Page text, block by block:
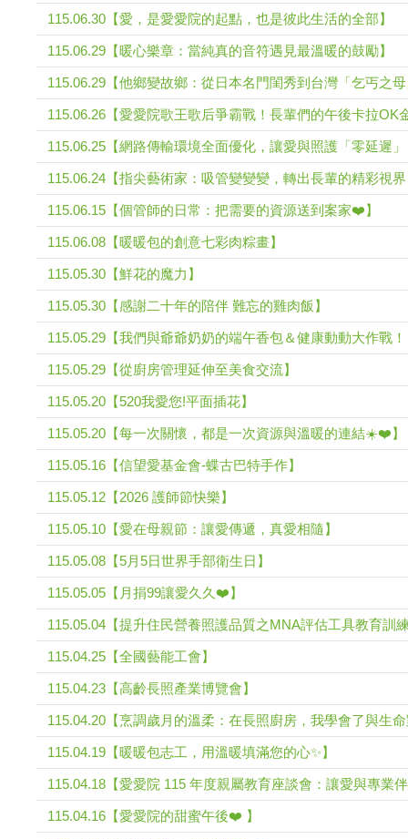
115.06.30【愛，是愛愛院的起點，也是彼此生活的全部】
115.06.29【暖心樂章：當純真的音符遇見最溫暖的鼓勵】
115.06.29【他鄉變故鄉：從日本名門閨秀到台灣「乞丐之
115.06.26【愛愛院歌王歌后爭霸戰！長輩們的午後卡拉OK
115.06.25【網路傳輸環境全面優化，讓愛與照護「零延遲
115.06.24【指尖藝術家：吸管變變變，轉出長輩的精彩視
115.06.15【個管師的日常：把需要的資源送到案家❤️】
115.06.08【暖暖包的創意七彩肉粽畫】
115.05.30【鮮花的魔力】
115.05.30【感謝二十年的陪伴 難忘的雞肉飯】
115.05.29【我們與爺爺奶奶的端午香包＆健康動動大作戰
115.05.29【從廚房管理延伸至美食交流】
115.05.20【520我愛您!平面插花】
115.05.20【每一次關懷，都是一次資源與溫暖的連結☀️❤️】
115.05.16【信望愛基金會-蝶古巴特手作】
115.05.12【2026 護師節快樂】
115.05.10【愛在母親節：讓愛傳遞，真愛相隨】
115.05.08【5月5日世界手部衛生日】
115.05.05【月捐99讓愛久久❤️】
115.05.04【提升住民營養照護品質之MNA評估工具教育訓
115.04.25【全國藝能工會】
115.04.23【高齡長照產業博覽會】
115.04.20【烹調歲月的溫柔：在長照廚房，我學會了與生
115.04.19【暖暖包志工，用溫暖填滿您的心✨】
115.04.18【愛愛院 115 年度親屬教育座談會：讓愛與專業
115.04.16【愛愛院的甜蜜午後❤️ 】